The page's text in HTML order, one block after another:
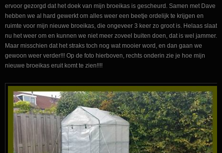
ervoor gezorgd dat het doek van mijn broeikas is gescheurd. Samen met Dave
hebben we al hard gewerkt om alles weer een beetje ordelijk te krijgen en
ruimte voor mijn nieuwe broeikas, die ongeveer 3 keer zo groot is. Helaas slaat
nu het weer om en kunnen we niet meer zoveel buiten doen, dat is wel jammer.
Maar misschien dat het straks toch nog wat mooier word, en dan gaan we
gewoon weer verder!!! Op de foto hierboven, rechts onderin zie je hoe mijn
nieuwe broeikas eruit komt te zien!!!!